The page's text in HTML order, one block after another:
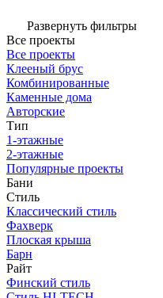
Развернуть фильтры
Все проекты
Все проекты
Клееный брус
Комбинированные
Каменные дома
Авторские
Тип
1-этажные
2-этажные
Популярные проекты
Бани
Стиль
Классический стиль
Фахверк
Плоская крыша
Барн
Райт
Финский стиль